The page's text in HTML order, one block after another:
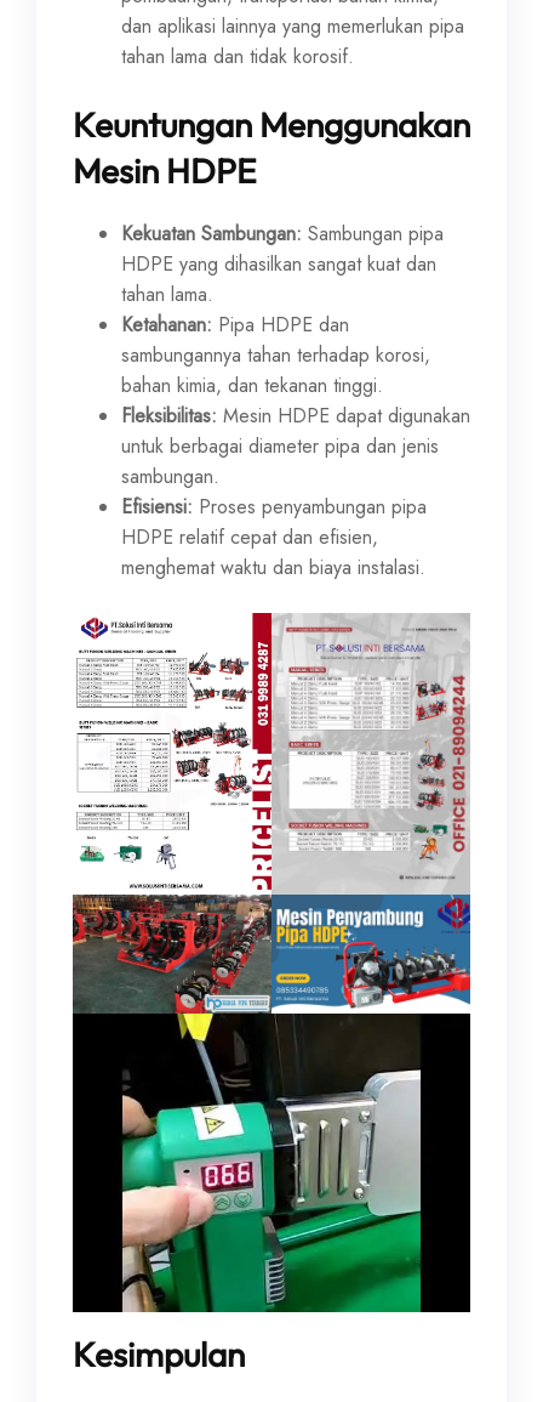
dan aplikasi lainnya yang memerlukan pipa
tahan lama dan tidak korosif.
Keuntungan Menggunakan
Mesin HDPE
Kekuatan Sambungan: Sambungan pipa
HDPE yang dihasilkan sangat kuat dan
tahan lama.
Ketahanan: Pipa HDPE dan
sambungannya tahan terhadap korosi,
bahan kimia, dan tekanan tinggi.
Fleksibilitas: Mesin HDPE dapat digunakan
untuk berbagai diameter pipa dan jenis
sambungan.
Efisiensi: Proses penyambungan pipa
HDPE relatif cepat dan efisien,
menghemat waktu dan biaya instalasi.
Kesimpulan